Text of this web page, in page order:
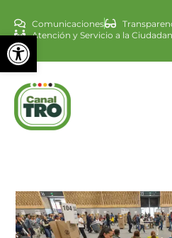
Abrir barra
Comunicaciones
Atención y Servicio a la